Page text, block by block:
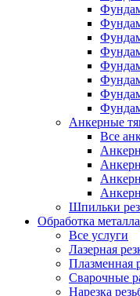
Анкерные
Все
Шпильки
Обработка металла
Все услуги
Лазерная
Плазменная
Сварочные
Нарезка